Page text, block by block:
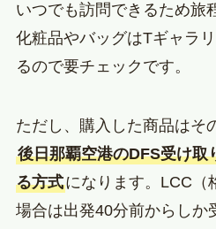
いつでも訪問できるため旅
化粧品やバッグはTギャラ
るので要チェックです。
ただし、購入した商品はそ
後日那覇空港のDFS受け取
る方式になります。LCC（
場合は出発40分前からしか